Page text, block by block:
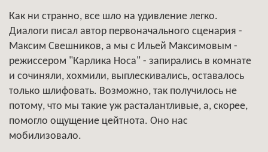
Как ни странно, все шло на удивление легко.
Диалоги писал автор первоначального сценария -
Максим Свешников, а мы с Ильей Максимовым -
режиссером "Карлика Носа" - запирались в комнате
и сочиняли, хохмили, выплескивались, оставалось
только шлифовать. Возможно, так получилось не
потому, что мы такие уж расталантливые, а, скорее,
помогло ощущение цейтнота. Оно нас
мобилизовало.